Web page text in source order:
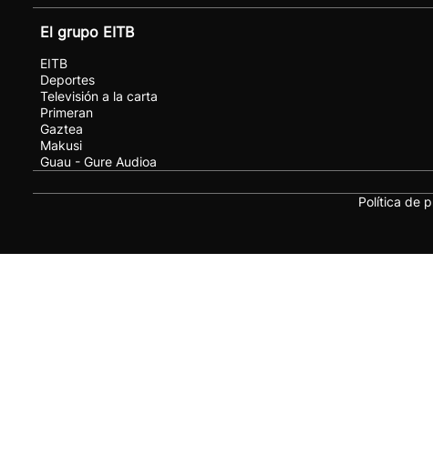
El grupo EITB
EITB
Deportes
Televisión a la carta
Primeran
Gaztea
Makusi
Guau - Gure Audioa
Política de